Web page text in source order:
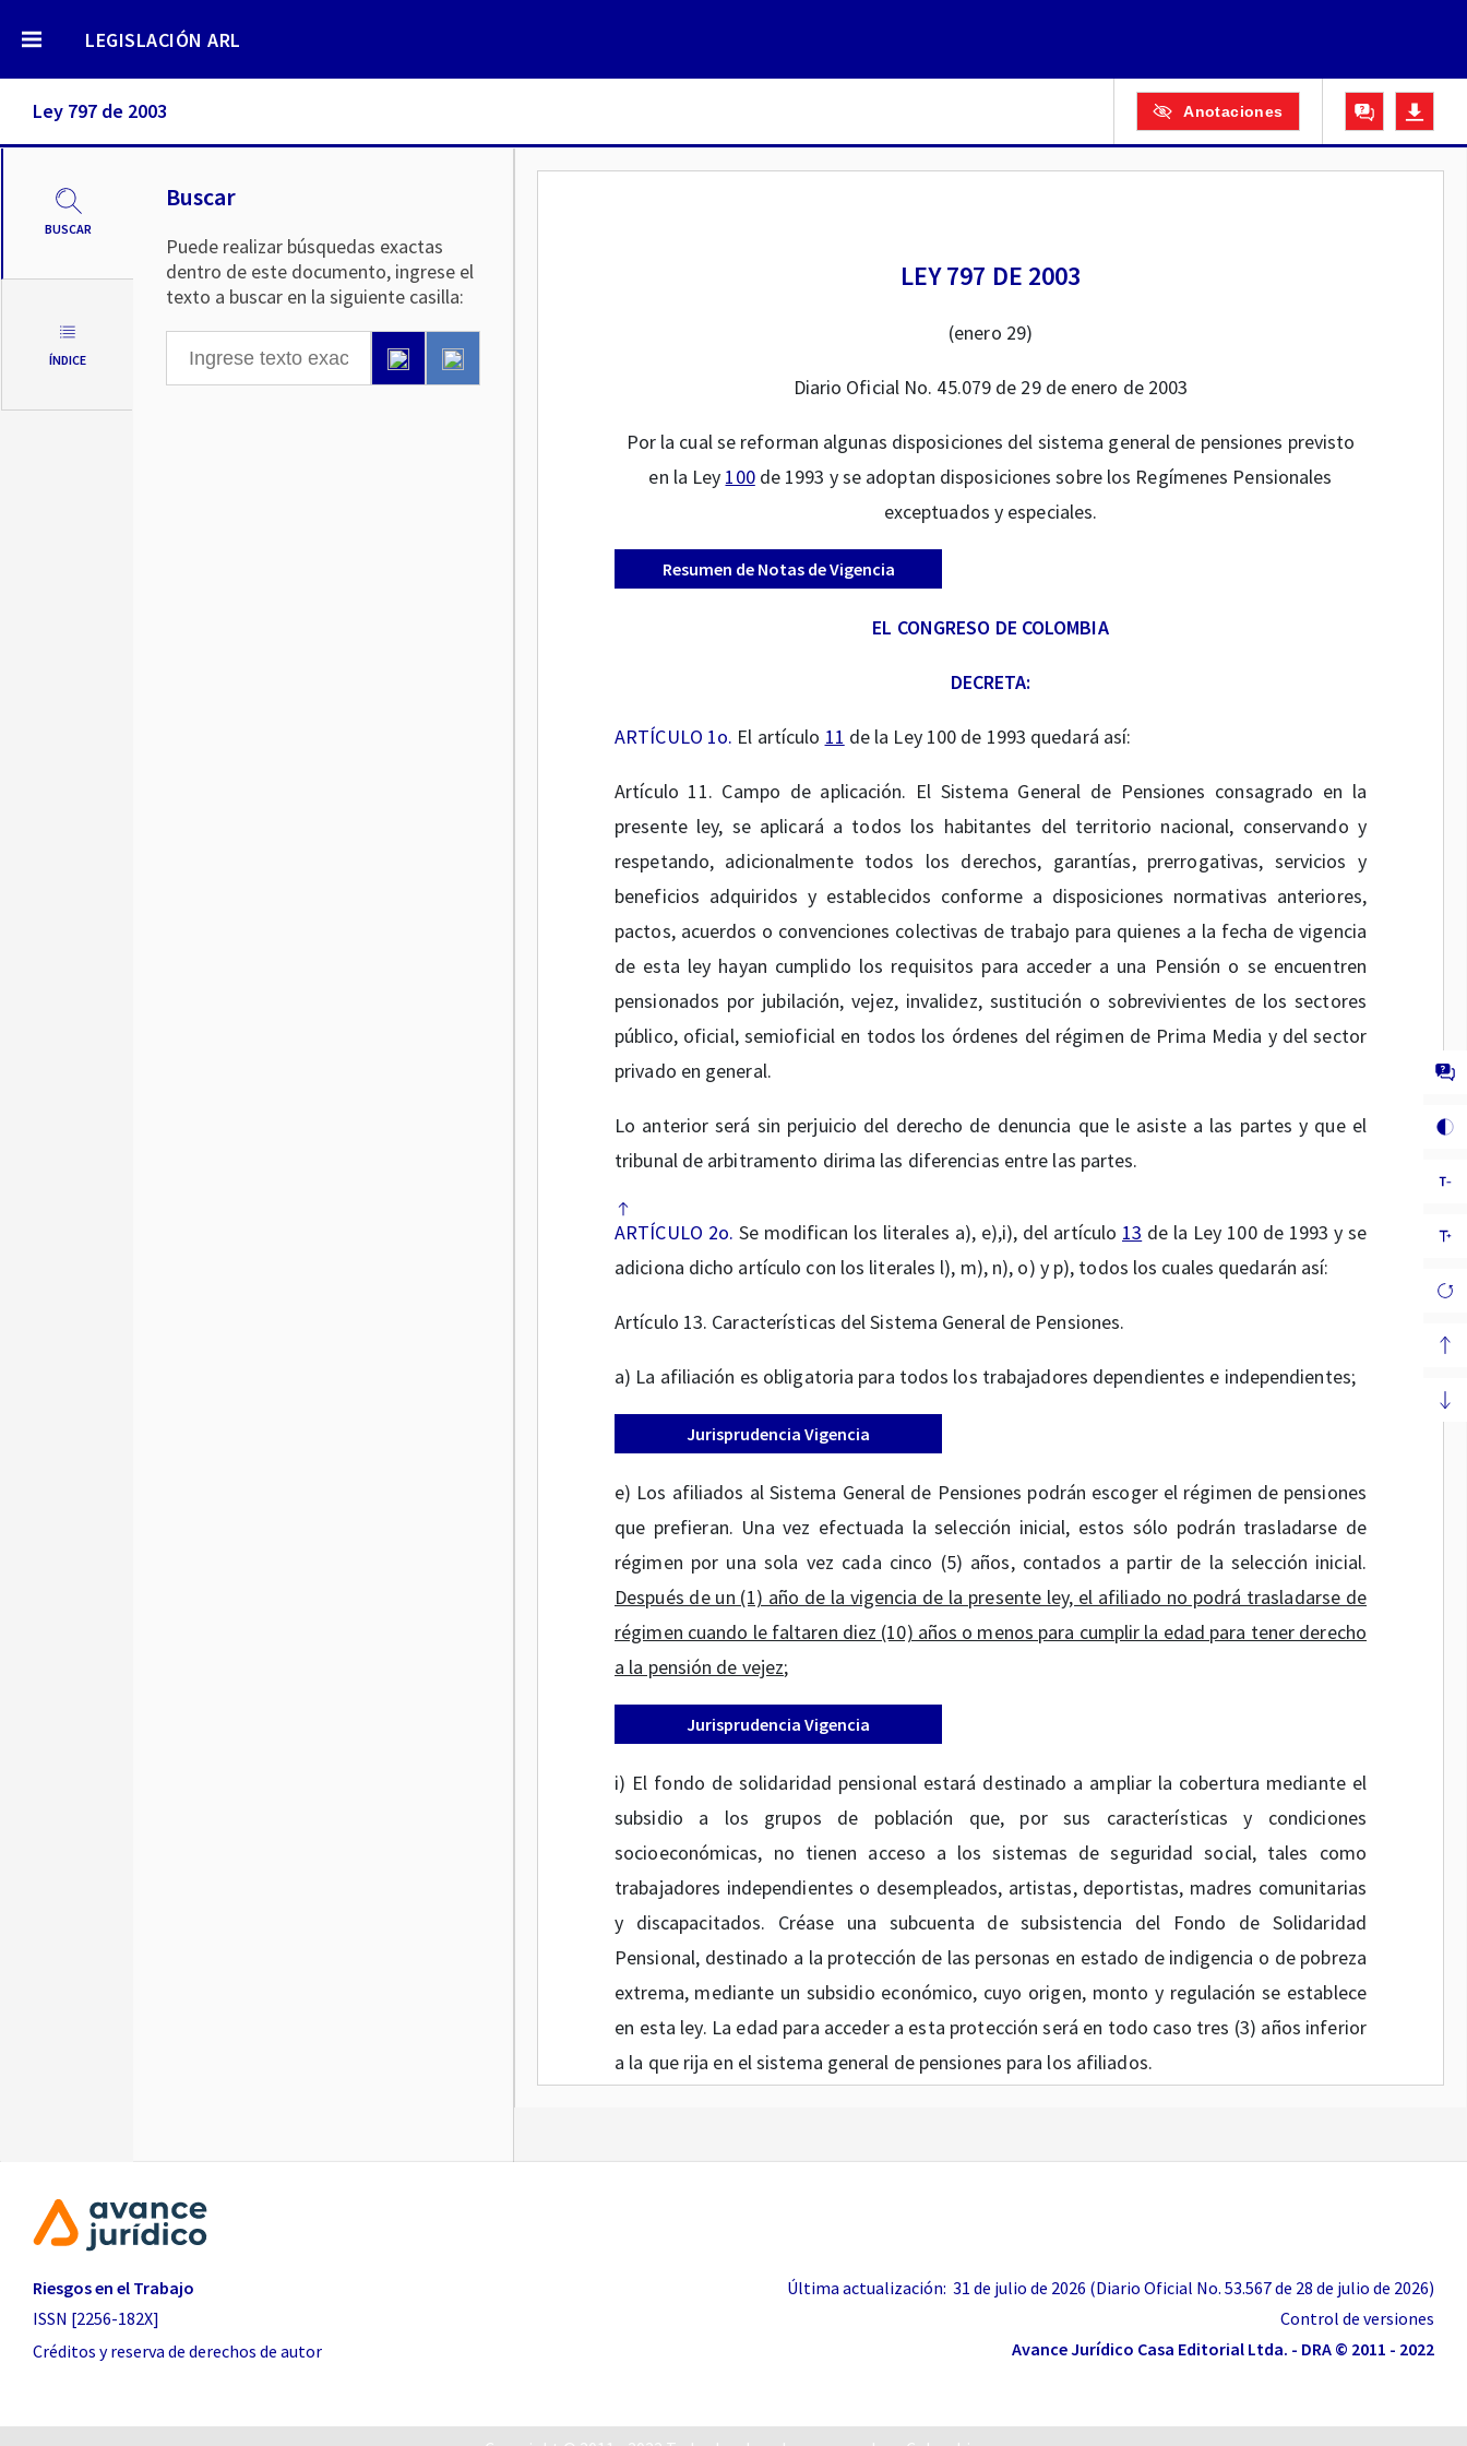
LEGISLACIÓN ARL
Ley 797 de 2003 Anotaciones
BUSCAR
ÍNDICE
Buscar
Puede realizar búsquedas exactas
dentro de este documento, ingrese el
texto a buscar en la siguiente casilla:
LEY 797 DE 2003
(enero 29)
Diario Oficial No. 45.079 de 29 de enero de 2003
Por la cual se reforman algunas disposiciones del sistema general de pensiones previsto
en la Ley 100de 1993 y se adoptan disposiciones sobre los Regímenes Pensionales
exceptuados y especiales.
Resumen de Notas de Vigencia
EL CONGRESO DE COLOMBIA
DECRETA:
ARTÍCULO 1o. El artículo 11 de la Ley 100 de 1993 quedará así:
Artículo 11. Campo de aplicación. El Sistema General de Pensiones consagrado en la
presente ley, se aplicará a todos los habitantes del territorio nacional, conservando y
respetando, adicionalmente todos los derechos, garantías, prerrogativas, servicios y
beneficios adquiridos y establecidos conforme a disposiciones normativas anteriores,
pactos, acuerdos o convenciones colectivas de trabajo para quienes a la fecha de vigencia
de esta ley hayan cumplido los requisitos para acceder a una Pensión o se encuentren
pensionados por jubilación, vejez, invalidez, sustitución o sobrevivientes de los sectores
público, oficial, semioficial en todos los órdenes del régimen de Prima Media y del sector
privado en general.
Lo anterior será sin perjuicio del derecho de denuncia que le asiste a las partes y que el
tribunal de arbitramento dirima las diferencias entre las partes.
ARTÍCULO 2o. Se modifican los literales a), e),i), del artículo 13 de la Ley 100 de 1993 y se
adiciona dicho artículo con los literales l), m), n), o) y p), todos los cuales quedarán así:
Artículo 13. Características del Sistema General de Pensiones.
a) La afiliación es obligatoria para todos los trabajadores dependientes e independientes;
Jurisprudencia Vigencia
e) Los afiliados al Sistema General de Pensiones podrán escoger el régimen de pensiones
que prefieran. Una vez efectuada la selección inicial, estos sólo podrán trasladarse de
régimen por una sola vez cada cinco (5) años, contados a partir de la selección inicial.
Después de un (1) año de la vigencia de la presente ley, el afiliado no podrá trasladarse de
régimen cuando le faltaren diez (10) años o menos para cumplir la edad para tener derecho
a la pensión de vejez;
Jurisprudencia Vigencia
i) El fondo de solidaridad pensional estará destinado a ampliar la cobertura mediante el
subsidio a los grupos de población que, por sus características y condiciones
socioeconómicas, no tienen acceso a los sistemas de seguridad social, tales como
trabajadores independientes o desempleados, artistas, deportistas, madres comunitarias
y discapacitados. Créase una subcuenta de subsistencia del Fondo de Solidaridad
Pensional, destinado a la protección de las personas en estado de indigencia o de pobreza
extrema, mediante un subsidio económico, cuyo origen, monto y regulación se establece
en esta ley. La edad para acceder a esta protección será en todo caso tres (3) años inferior
a la que rija en el sistema general de pensiones para los afiliados.
efectivamente prestados o cotizados, de conformidad con lo previsto en la presente ley.
Lo anterior sin perjuicio de lo dispuesto en pactos o convenciones colectivas de trabajo;
Riesgos en el Trabajo
ISSN [2256-182X]
Última actualización: 31 de julio de 2026 (Diario Oficial No. 53.567 de 28 de julio de 2026)
Control de versiones
Créditos y reserva de derechos de autor
Avance Jurídico Casa Editorial Ltda. - DRA © 2011 - 2022